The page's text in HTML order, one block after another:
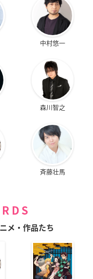
中村悠一
森川智之
斉藤壮馬
メ・作品たち